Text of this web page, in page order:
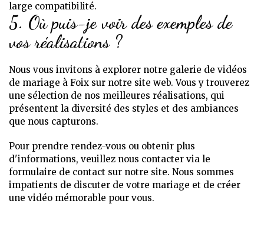
large compatibilité.
5. Où puis-je voir des exemples de
vos réalisations ?
Nous vous invitons à explorer notre galerie de vidéos
de mariage à Foix sur notre site web. Vous y trouverez
une sélection de nos meilleures réalisations, qui
présentent la diversité des styles et des ambiances
que nous capturons.
Pour prendre rendez-vous ou obtenir plus
d'informations, veuillez nous contacter via le
formulaire de contact sur notre site. Nous sommes
impatients de discuter de votre mariage et de créer
une vidéo mémorable pour vous.